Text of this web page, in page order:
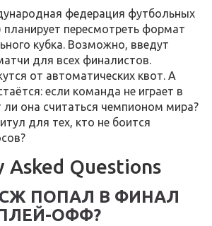
федерация футбольных
планирует пересмотреть формат
кубка. Возможно, введут
для всех финалистов.
от автоматических квот. А
если команда не играет в
она считаться чемпионом мира?
для тех, кто не боится
Asked Questions
ПОПАЛ В ФИНАЛ
ОФФ?